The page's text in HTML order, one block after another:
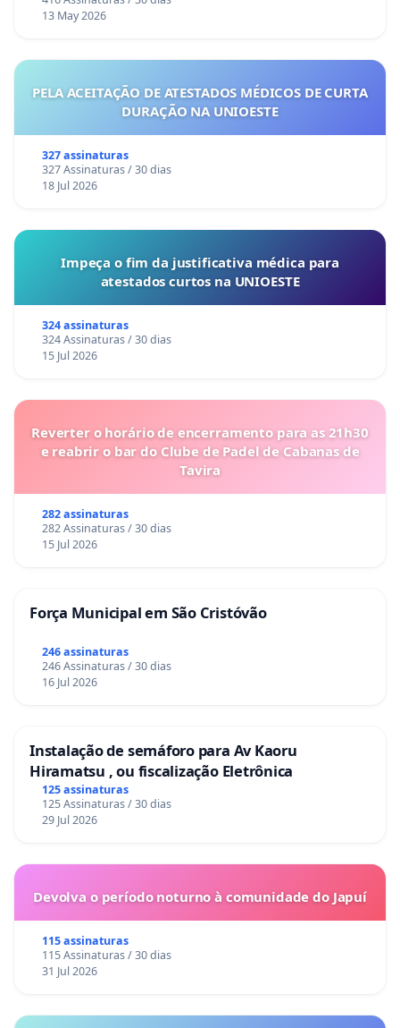
13 May 2026
PELA ACEITAÇÃO DE ATESTADOS MÉDICOS DE CURTA
DURAÇÃO NA UNIOESTE
327 assinaturas
327 Assinaturas / 30 dias
18 Jul 2026
Impeça o fim da justificativa médica para
atestados curtos na UNIOESTE
324 assinaturas
324 Assinaturas / 30 dias
15 Jul 2026
Reverter o horário de encerramento para as 21h30
e reabrir o bar do Clube de Padel de Cabanas de
Tavira
282 assinaturas
282 Assinaturas / 30 dias
15 Jul 2026
Força Municipal em São Cristóvão
246 assinaturas
246 Assinaturas / 30 dias
16 Jul 2026
Instalação de semáforo para Av Kaoru
Hiramatsu , ou fiscalização Eletrônica
125 assinaturas
125 Assinaturas / 30 dias
29 Jul 2026
Devolva o período noturno à comunidade do Japuí
115 assinaturas
115 Assinaturas / 30 dias
31 Jul 2026